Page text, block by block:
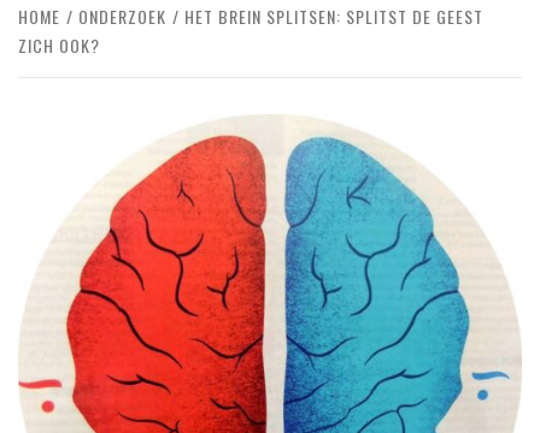
HOME ONDERZOEK
HET BREIN SPLITSEN: SPLITST DE GEEST
ZICH OOK?